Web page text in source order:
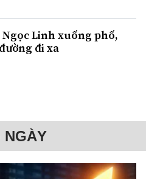
Ngọc Linh xuống phố,
đi xa
NGÀY